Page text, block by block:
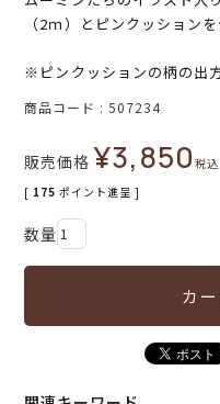
（2ｍ）とピンクッション
※ピンクッションの柄の出
商品コード 507234
販売価格 ¥3,850税込
[ 175 ポイント進呈 ]
カ